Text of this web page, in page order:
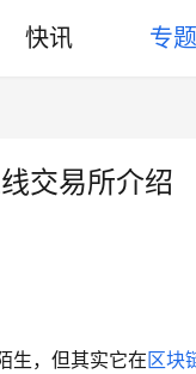
快讯 专题
交易所介绍
生，但其实它在区块